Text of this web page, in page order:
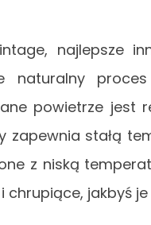
najlepsze
naturalny
powietrze jest
zapewnia stałą
z niską
jakbyś je